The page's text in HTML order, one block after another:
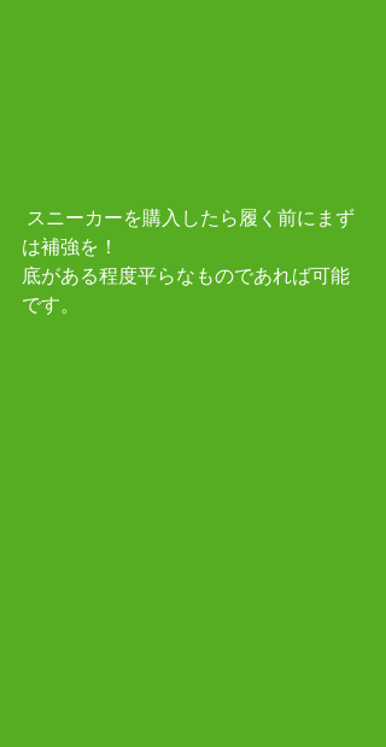
は補強を！
底がある程度平らなものであれば可能
です。